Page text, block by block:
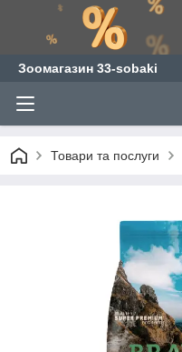
Зоомагазин 33-sobaki
Товари та послуги